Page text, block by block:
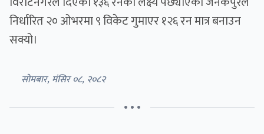
निर्धारित २० ओभरमा ९ विकेट गुमाएर १२६ रन मात्र बनाउन
सक्यो।
सोमबार, मंसिर ०८, २०८२
• • •